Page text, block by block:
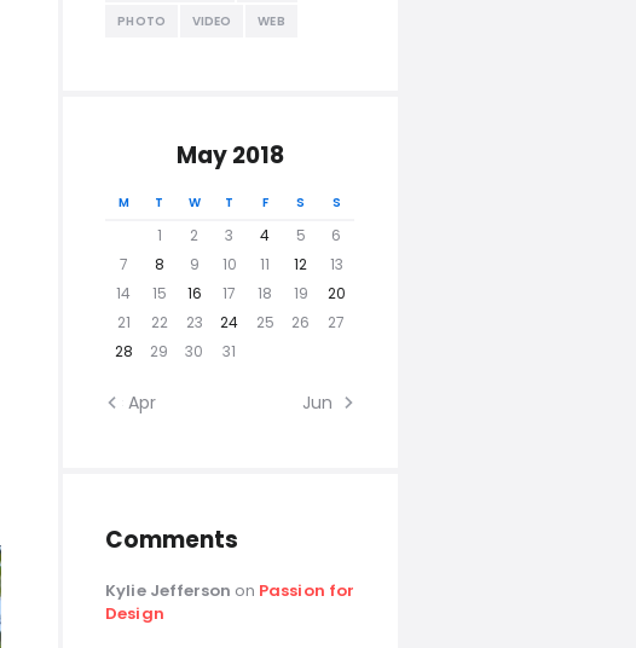
PHOTO
VIDEO WEB
May 2018
M T W T F S S
1 2 3 4 5
6
7
8 9 10 11 12
13
14
15 16 17 18 19
20
21
22 23 24 25 26
27
28
29 30 31
« Apr Jun »
Comments
Kylie Jefferson on Passion for
Design